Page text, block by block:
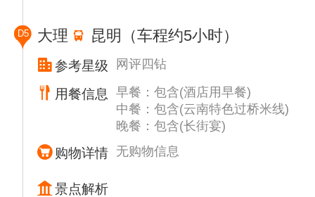
客栈和度假酒店组成，整个景区依托苍山，紧
邻洱海，在这里每一处都是绝佳的风景，随手
一拍都是刷爆朋友圈的大片，此外，你也可以
还找一家小店享受一场美味的下午茶，渡过舒
适惬意的时光。
晚上入住大理酒店。
D5 大理 昆明（车程约5小时）
参考星级 网评四钻
用餐信息
早餐：包含(酒店用早餐)
中餐：包含(云南特色过桥米线)
晚餐：包含(长街宴)
购物详情 无购物信息
景点解析